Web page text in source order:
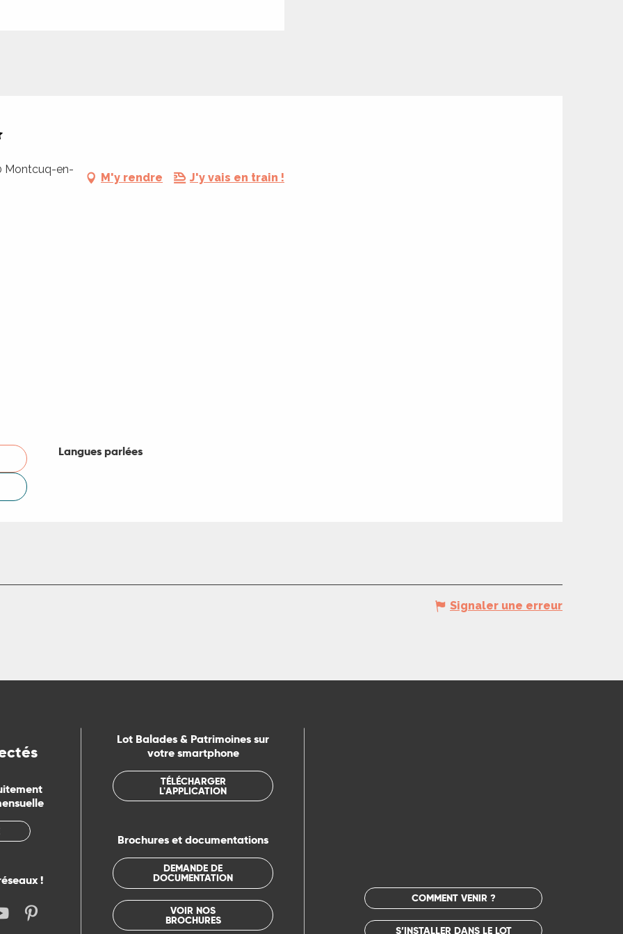
Montcuq-en-
M'y rendre J'y vais en train !
Langues parlées
Langues parlées
Signaler une erreur
!
Lot Balades & Patrimoines sur
votre smartphone
TÉLÉCHARGER
L'APPLICATION
Brochures et documentations
DEMANDE DE
DOCUMENTATION
VOIR NOS
BROCHURES
COMMENT VENIR ?
S’INSTALLER DANS LE LOT